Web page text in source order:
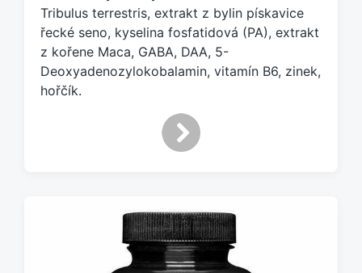
g
e
m
:
Tribulus terrestris, extrakt z bylin pískavice
řecké seno, kyselina fosfatidová (PA), extrakt
z kořene Maca, GABA, DAA, 5-
Deoxyadenozylokobalamin, vitamín B6, zinek,
hořčík.